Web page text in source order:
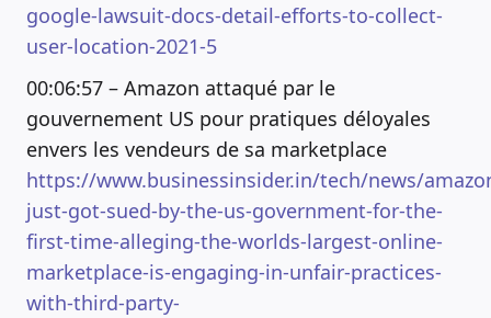
google-lawsuit-docs-detail-efforts-to-collect-
user-location-2021-5
00:06:57 – Amazon attaqué par le
gouvernement US pour pratiques déloyales
envers les vendeurs de sa marketplace
https://www.businessinsider.in/tech/news/
just-got-sued-by-the-us-government-for-the-
first-time-alleging-the-worlds-largest-online-
marketplace-is-engaging-in-unfair-practices-
with-third-party-